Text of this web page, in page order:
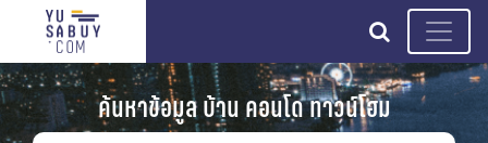
search
ค้นหาข้อมูล บ้าน คอนโด ทาวน์โฮม